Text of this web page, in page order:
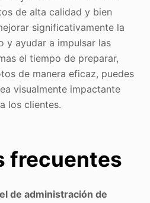
de alta calidad y bien
significativamente la
y ayudar a impulsar las
el tiempo de preparar,
de manera eficaz, puedes
visualmente impactante
los clientes.
frecuentes
de administración de